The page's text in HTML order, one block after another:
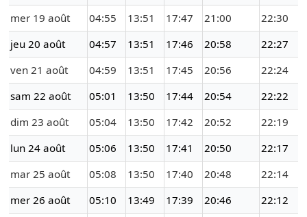
mer 19 août
04:55 13:51 17:47 21:00
22:30
jeu 20 août
04:57 13:51 17:46 20:58
22:27
ven 21 août
04:59 13:51 17:45 20:56
22:24
sam 22 août
05:01 13:50 17:44 20:54
22:22
dim 23 août
05:04 13:50 17:42 20:52
22:19
lun 24 août
05:06 13:50 17:41 20:50
22:17
mar 25 août
05:08 13:50 17:40 20:48
22:14
mer 26 août
05:10 13:49 17:39 20:46 22:12